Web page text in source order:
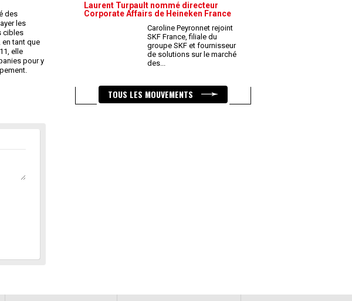
des
les
cibles
en tant que
elle
pour y
Laurent Turpault nommé directeur
Corporate Affairs de Heineken France
Caroline Peyronnet rejoint
SKF France, filiale du
groupe SKF et fournisseur
de solutions sur le marché
des...
TOUS LES MOUVEMENTS